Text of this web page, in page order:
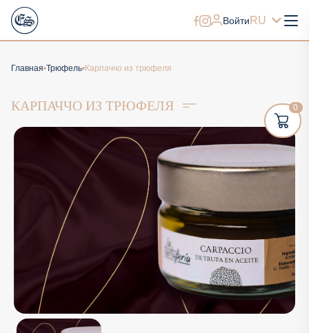
Войти RU
Главная Трюфель Карпаччо из трюфеля
КАРПАЧЧО ИЗ ТРЮФЕЛЯ 0